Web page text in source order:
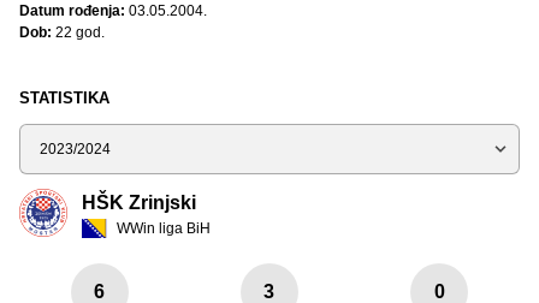
STATISTIKA
Sezona
HŠK Zrinjski
WWin liga BiH
6 3 0
Datum rođenja: 03.05.2004.
Dob: 22 god.